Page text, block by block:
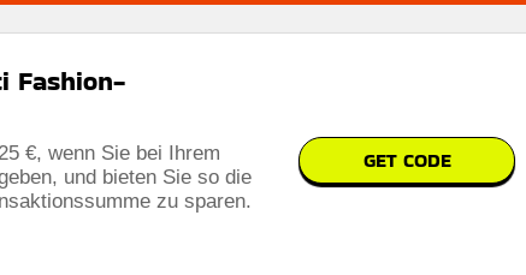
Fashion-
€, wenn Sie bei Ihrem
und bieten Sie so die
zu sparen.
GET CODE